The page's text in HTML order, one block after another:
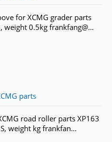
for XCMG grader parts
weight 0.5kg frankfang@…
parts
road roller parts XP163
weight kg frankfan…